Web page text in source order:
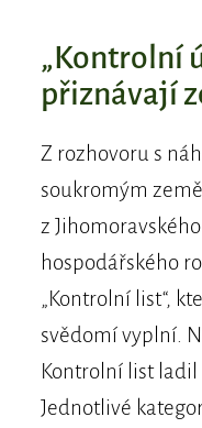
„Kontrolní
přiznávají
Z rozhovoru s
soukromým
z
hospodářského
„Kontrolní list“,
svědomí vyplní.
Kontrolní list ladil
Jednotlivé